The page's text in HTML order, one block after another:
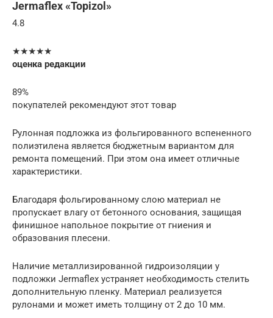
Jermaflex «Topizol»
4.8
★★★★★
оценка редакции
89%
покупателей рекомендуют этот товар
Рулонная подложка из фольгированного вспененного
полиэтилена является бюджетным вариантом для
ремонта помещений. При этом она имеет отличные
характеристики.
Благодаря фольгированному слою материал не
пропускает влагу от бетонного основания, защищая
финишное напольное покрытие от гниения и
образования плесени.
Наличие металлизированной гидроизоляции у
подложки Jermaflex устраняет необходимость стелить
дополнительную пленку. Материал реализуется
рулонами и может иметь толщину от 2 до 10 мм.